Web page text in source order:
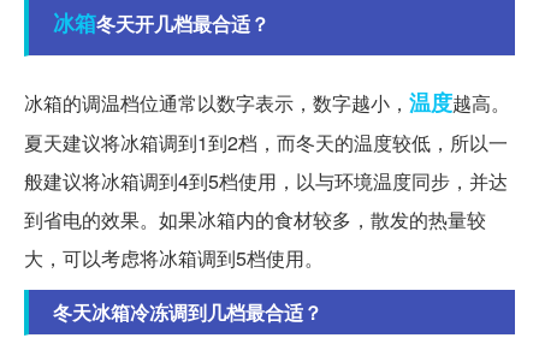
冰箱冬天开几档最合适？
冰箱的调温档位通常以数字表示，数字越小， 温度越高。
夏天建议将冰箱调到1到2档，而冬天的温度较低，所以一
般建议将冰箱调到4到5档使用，以与环境温度同步，并达
到省电的效果。如果冰箱内的食材较多，散发的热量较
大，可以考虑将冰箱调到5档使用。
冬天冰箱冷冻调到几档最合适？